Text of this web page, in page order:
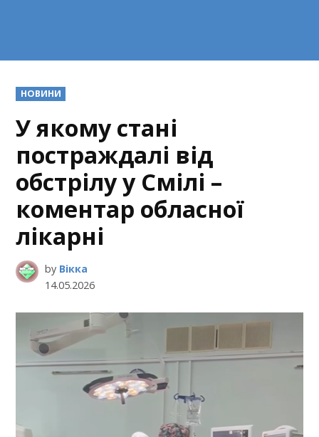
POSTED
IN
НОВИНИ
У якому стані
постраждалі від
обстрілу у Смілі –
коментар обласної
лікарні
by Вікка
14.05.2026